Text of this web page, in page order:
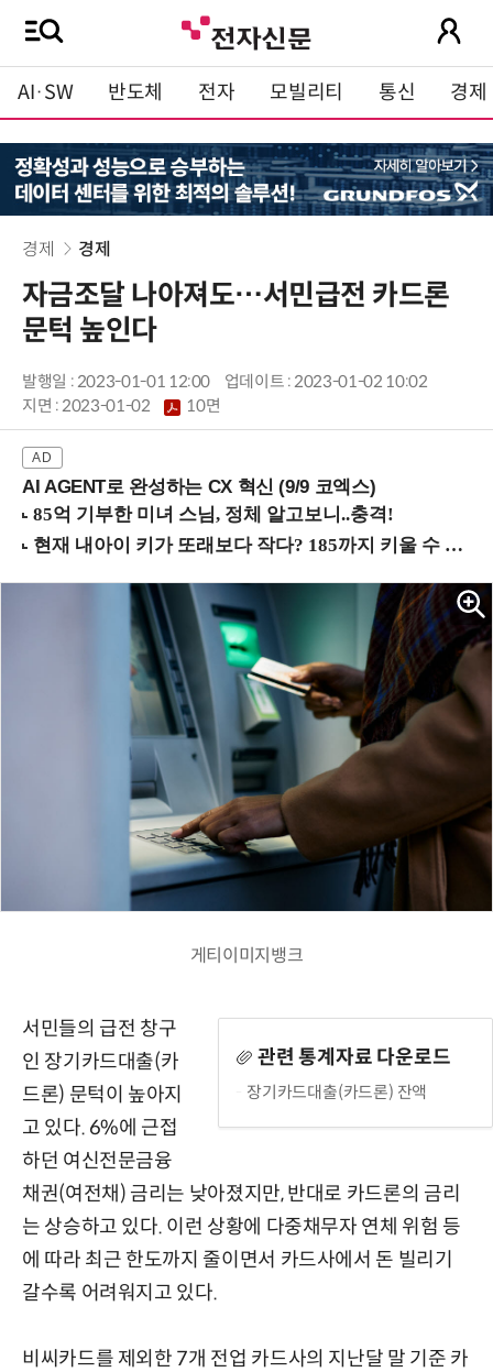
AI·SW 반도체 전자 모빌리티 통신 경제
경제 경제
자금조달 나아져도…서민급전 카드론
문턱 높인다
발행일 : 2023-01-01 12:00
업데이트 : 2023-01-02 10:02
지면 :2023-01-02 10면
AI AGENT로 완성하는 CX 혁신 (9/9 코엑스)
게티이미지뱅크
관련 통계자료 다운로드
장기카드대출(카드론) 잔액
서민들의 급전 창구
인 장기카드대출(카
드론) 문턱이 높아지
고 있다. 6%에 근접
하던 여신전문금융
채권(여전채) 금리는 낮아졌지만, 반대로 카드론의 금리
는 상승하고 있다. 이런 상황에 다중채무자 연체 위험 등
에 따라 최근 한도까지 줄이면서 카드사에서 돈 빌리기
갈수록 어려워지고 있다.
비씨카드를 제외한 7개 전업 카드사의 지난달 말 기준 카